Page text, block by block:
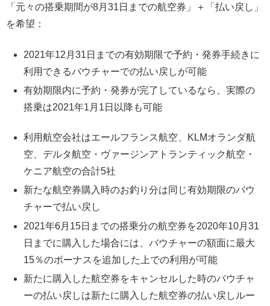
「元々の搭乗期間が8月31日までの航空券」＋「払い戻し」
を希望：
2021年12月31日までの有効期限で予約・発券手続きに
利用できるバウチャーでの払い戻しが可能
有効期限内に予約・発券が完了しているなら、実際の
搭乗は2021年1月1日以降も可能
利用航空会社はエールフランス航空、KLMオランダ航
空、デルタ航空・ヴァージンアトランティック航空・
ケニア航空の合計5社
新たな航空券購入時のお釣り分は同じ有効期限のバウ
チャーで払い戻し
2021年6月15日までの搭乗分の航空券を2020年10月31
日までに購入した場合には、バウチャーの額面に最大
15％のボーナスを追加した上での利用が可能
新たに購入した航空券をキャンセルした時のバウチャ
ーの払い戻しは新たに購入した航空券の払い戻しルー